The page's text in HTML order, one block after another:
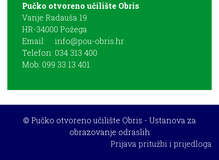
Pučko otvoreno učilište Obris
Vanje Radauša 19
HR-34000 Požega
Email: info@pou-obris.hr
Telefon: 034 313 400
Mob: 099 33 13 401
© Pučko otvoreno učilište Obris - Ustanova za
obrazovanje odraslih
Prijava pritužbi i prijedloga